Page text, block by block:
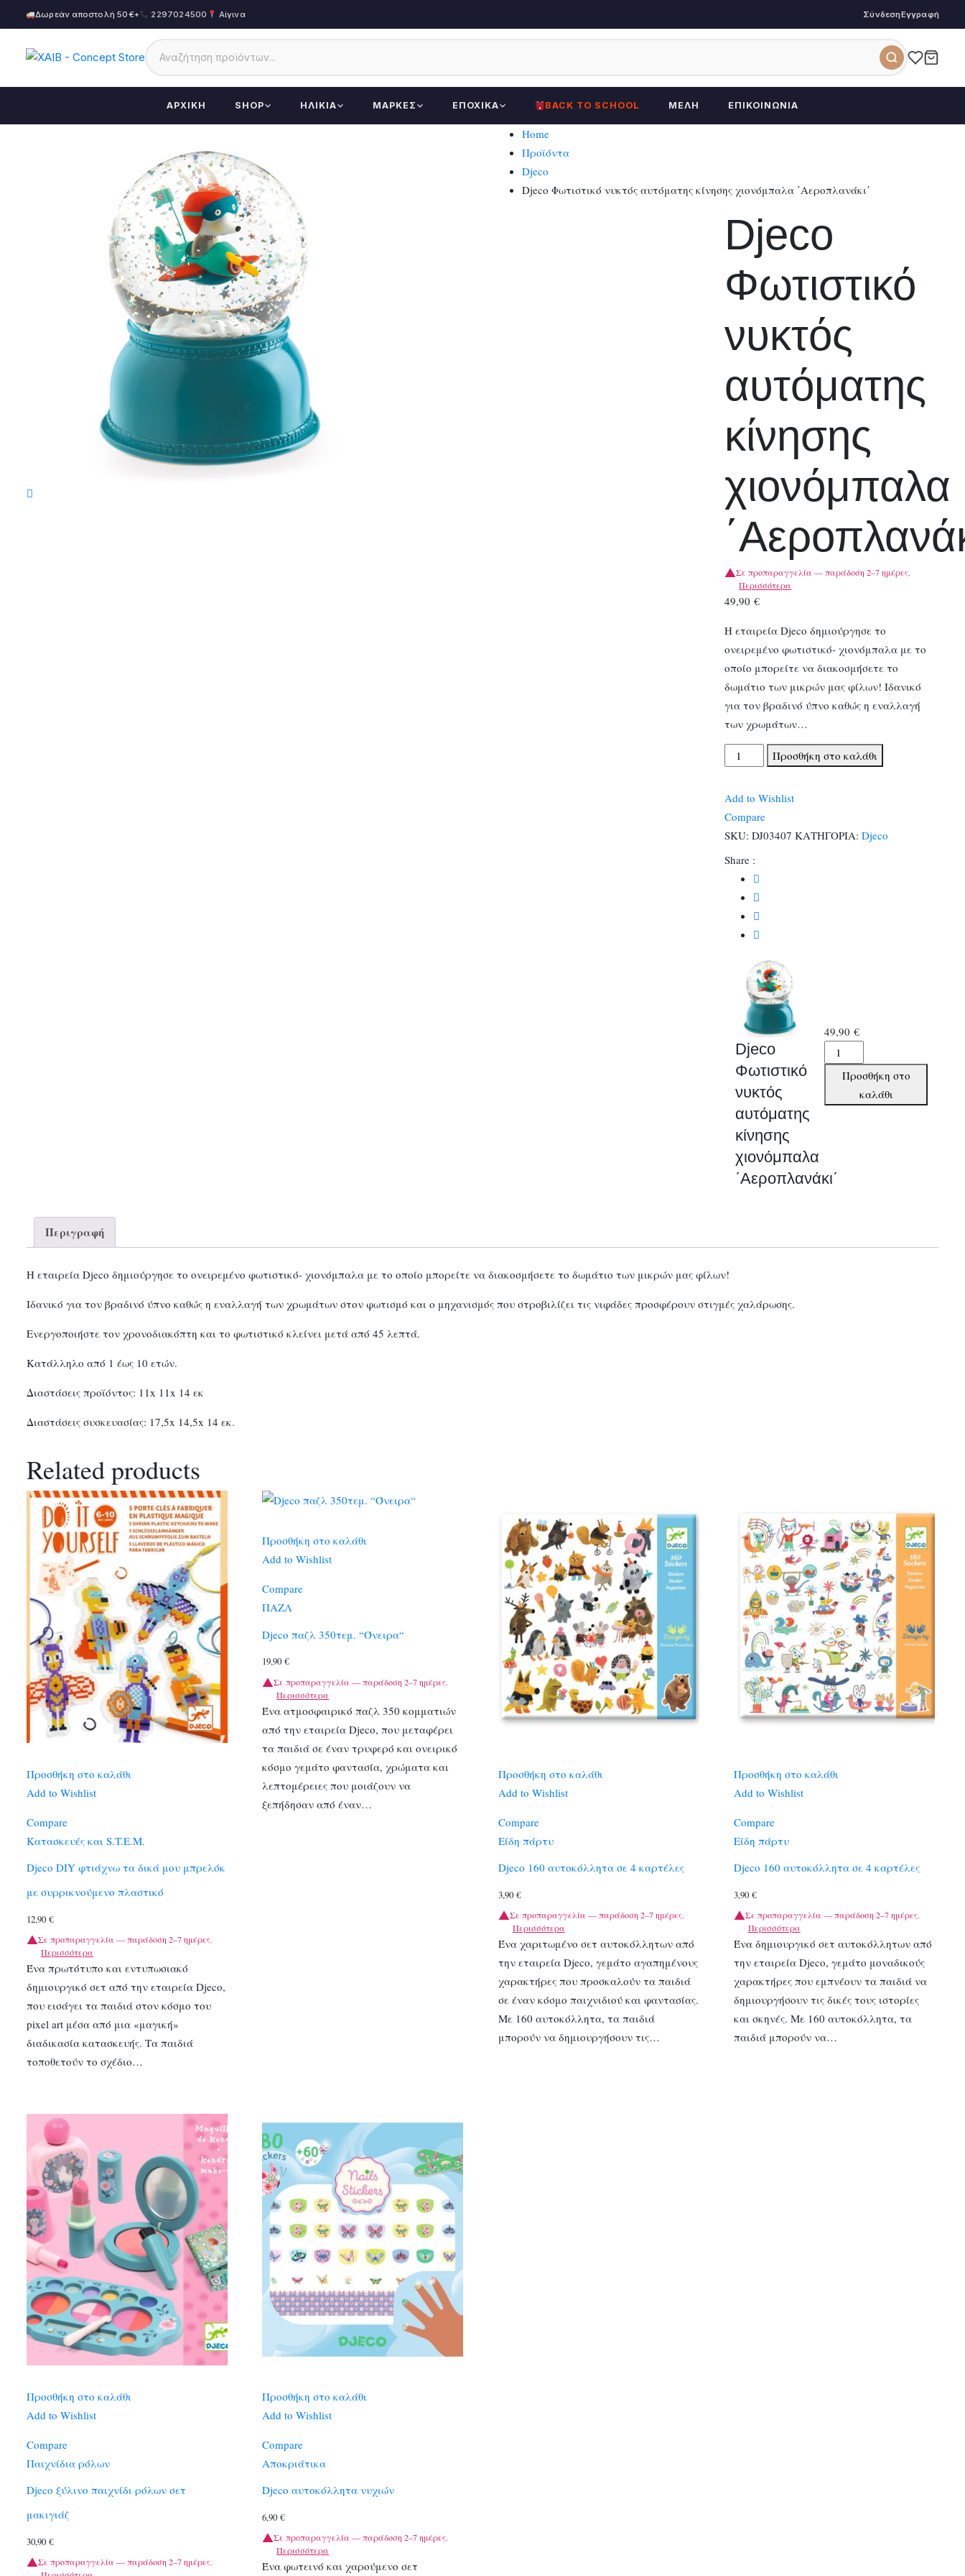
Δωρεάν αποστολή 50€+ 2297024500 Αίγινα ΣύνδεσηΕγγραφή
ΑΡΧΙΚΉ SHOP ΗΛΙΚΊΑ ΜΆΡΚΕΣ ΕΠΟΧΙΚΆ BACK TO SCHOOL ΜΈΛΗ ΕΠΙΚΟΙΝΩΝΊΑ
Home
Προϊόντα
Djeco
Djeco Φωτιστικό νυκτός αυτόματης κίνησης χιονόμπαλα ΄Αεροπλανάκι΄
Djeco
Φωτιστικό
νυκτός
αυτόματης
κίνησης
χιονόμπαλα
Σε προπαραγγελία — παράδοση 2–7 ημέρες.
Περισσότερα
49,90€
Η εταιρεία Djeco δημιούργησε το
ονειρεμένο φωτιστικό- χιονόμπαλα με το
οποίο μπορείτε να διακοσμήσετε το
δωμάτιο των μικρών μας φίλων! Ιδανικό
για τον βραδινό ύπνο καθώς η εναλλαγή
των χρωμάτων…
Djeco
Φωτιστικό
κίνησης
΄Αεροπλανάκι΄
ποσότητα
Προσθήκη στο καλάθι
Add to Wishlist
Compare
SKU: DJ03407 ΚΑΤΗΓΟΡΙΑ: Djeco
Share :
Djeco
Φωτιστικό
νυκτός
αυτόματης
κίνησης
χιονόμπαλα
΄Αεροπλανάκι΄
49,90€
Djeco
Φωτιστικό
αυτόματης
ποσότητα
Προσθήκη στο
καλάθι
Περιγραφή
Η εταιρεία Djeco δημιούργησε το ονειρεμένο φωτιστικό- χιονόμπαλα με το οποίο μπορείτε να διακοσμήσετε το δωμάτιο των μικρών μας φίλων!
Ιδανικό για τον βραδινό ύπνο καθώς η εναλλαγή των χρωμάτων στον φωτισμό και ο μηχανισμός που στροβιλίζει τις νιφάδες προσφέρουν στιγμές χαλάρωσης.
Ενεργοποιήστε τον χρονοδιακόπτη και το φωτιστικό κλείνει μετά από 45 λεπτά.
Κατάλληλο από 1 έως 10 ετών.
Διαστάσεις προϊόντος: 11x 11x 14 εκ
Διαστάσεις συσκευασίας: 17,5x 14,5x 14 εκ.
Related products
Προσθήκη στο καλάθι
Add to Wishlist
Compare
Κατασκευές και S.T.E.M.
Djeco DIY φτιάχνω τα δικά μου μπρελόκ
με συρρικνούμενο πλαστικό
12,90 €
Σε προπαραγγελία — παράδοση 2–7 ημέρες.
Περισσότερα
Ένα πρωτότυπο και εντυπωσιακό
δημιουργικό σετ από την εταιρεία Djeco,
που εισάγει τα παιδιά στον κόσμο του
pixel art μέσα από μια «μαγική»
διαδικασία κατασκευής. Τα παιδιά
τοποθετούν το σχέδιο…
Προσθήκη στο καλάθι
Add to Wishlist
Compare
ΠΑΖΛ
Djeco παζλ 350τεμ. “Όνειρα“
19,90€
Σε προπαραγγελία — παράδοση 2–7 ημέρες.
Περισσότερα
Ένα ατμοσφαιρικό παζλ 350 κομματιών
από την εταιρεία Djeco, που μεταφέρει
τα παιδιά σε έναν τρυφερό και ονειρικό
κόσμο γεμάτο φαντασία, χρώματα και
λεπτομέρειες που μοιάζουν να
ξεπήδησαν από έναν…
Προσθήκη στο καλάθι
Add to Wishlist
Compare
Είδη πάρτυ
Djeco 160 αυτοκόλλητα σε 4 καρτέλες
3,90 €
Σε προπαραγγελία — παράδοση 2–7 ημέρες.
Περισσότερα
Ένα χαριτωμένο σετ αυτοκόλλητων από
την εταιρεία Djeco, γεμάτο αγαπημένους
χαρακτήρες που προσκαλούν τα παιδιά
σε έναν κόσμο παιχνιδιού και φαντασίας.
Με 160 αυτοκόλλητα, τα παιδιά
μπορούν να δημιουργήσουν τις…
Προσθήκη στο καλάθι
Add to Wishlist
Compare
Είδη πάρτυ
Djeco 160 αυτοκόλλητα σε 4 καρτέλες
3,90 €
Σε προπαραγγελία — παράδοση 2–7 ημέρες.
Περισσότερα
Ένα δημιουργικό σετ αυτοκόλλητων από
την εταιρεία Djeco, γεμάτο μοναδικούς
χαρακτήρες που εμπνέουν τα παιδιά να
δημιουργήσουν τις δικές τους ιστορίες
και σκηνές. Με 160 αυτοκόλλητα, τα
παιδιά μπορούν να…
Προσθήκη στο καλάθι
Add to Wishlist
Compare
Παιχνίδια ρόλων
Djeco ξύλινο παιχνίδι ρόλων σετ
μακιγιάζ
30,90 €
Σε προπαραγγελία — παράδοση 2–7 ημέρες.
Προσθήκη στο καλάθι
Add to Wishlist
Compare
Αποκριάτικα
Djeco αυτοκόλλητα νυχιών
6,90€
Σε προπαραγγελία — παράδοση 2–7 ημέρες.
Περισσότερα
Ένα φωτεινό και χαρούμενο σετ